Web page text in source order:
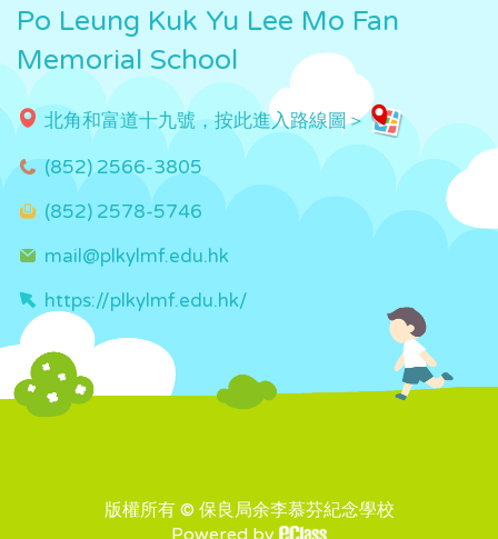
Po Leung Kuk Yu Lee Mo Fan
Memorial School
北角和富道十九號，按此進入路線圖＞
(852) 2566-3805
(852) 2578-5746
mail@plkylmf.edu.hk
https://plkylmf.edu.hk/
版權所有 © 保良局余李慕芬紀念學校
Powered by